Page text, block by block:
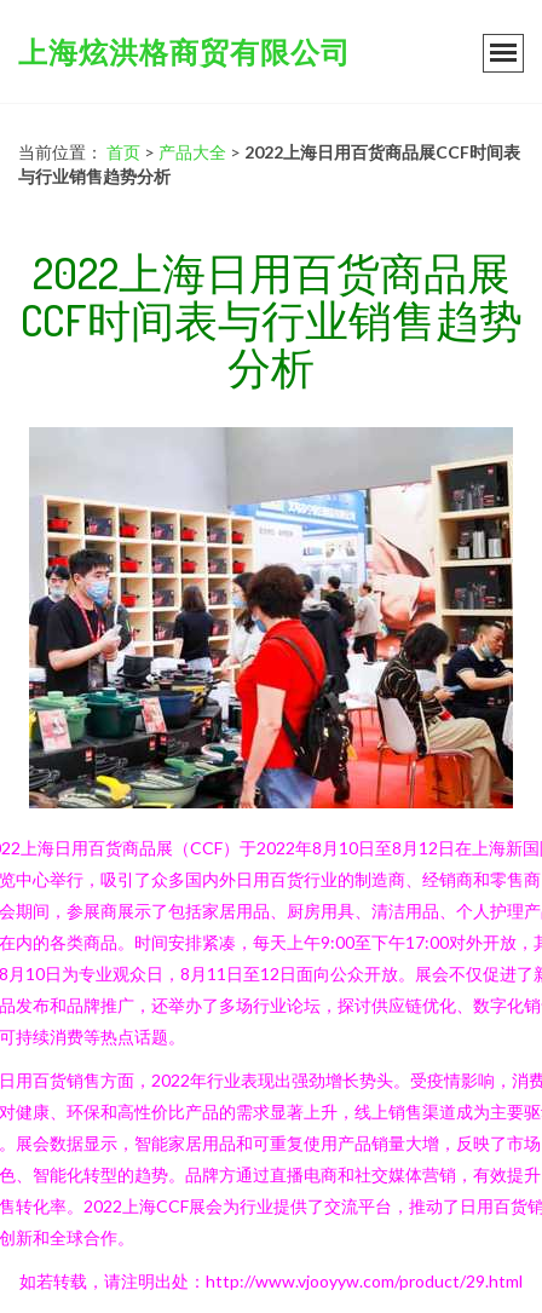
上海炫洪格商贸有限公司
当前位置： 首页 > 产品大全 > 2022上海日用百货商品展CCF时间表
与行业销售趋势分析
2022上海日用百货商品展
CCF时间表与行业销售趋势
分析
上海日用百货商品展（CCF）于2022年8月10日至8月12日在上海新
中心举行，吸引了众多国内外日用百货行业的制造商、经销商和零售
期间，参展商展示了包括家居用品、厨房用具、清洁用品、个人护理
内的各类商品。时间安排紧凑，每天上午9:00至下午17:00对外开放，
月10日为专业观众日，8月11日至12日面向公众开放。展会不仅促进了
发布和品牌推广，还举办了多场行业论坛，探讨供应链优化、数字化
持续消费等热点话题。
用百货销售方面，2022年行业表现出强劲增长势头。受疫情影响，消
健康、环保和高性价比产品的需求显著上升，线上销售渠道成为主要
展会数据显示，智能家居用品和可重复使用产品销量大增，反映了市
、智能化转型的趋势。品牌方通过直播电商和社交媒体营销，有效提
转化率。2022上海CCF展会为行业提供了交流平台，推动了日用百货
新和全球合作。
如若转载，请注明出处：http://www.vjooyyw.com/product/29.html